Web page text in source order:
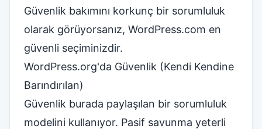
Güvenlik bakımını korkunç bir sorumluluk
olarak görüyorsanız, WordPress.com en
güvenli seçiminizdir.
WordPress.org'da Güvenlik (Kendi Kendine
Barındırılan)
Güvenlik burada paylaşılan bir sorumluluk
modelini kullanıyor. Pasif savunma yeterli